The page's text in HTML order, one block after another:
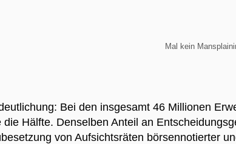
Mal kein
Bei den insgesamt 46 Millionen
die Hälfte. Denselben Anteil an
von Aufsichtsräten börsennotierter